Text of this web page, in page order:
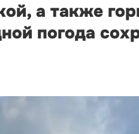
а также
погода